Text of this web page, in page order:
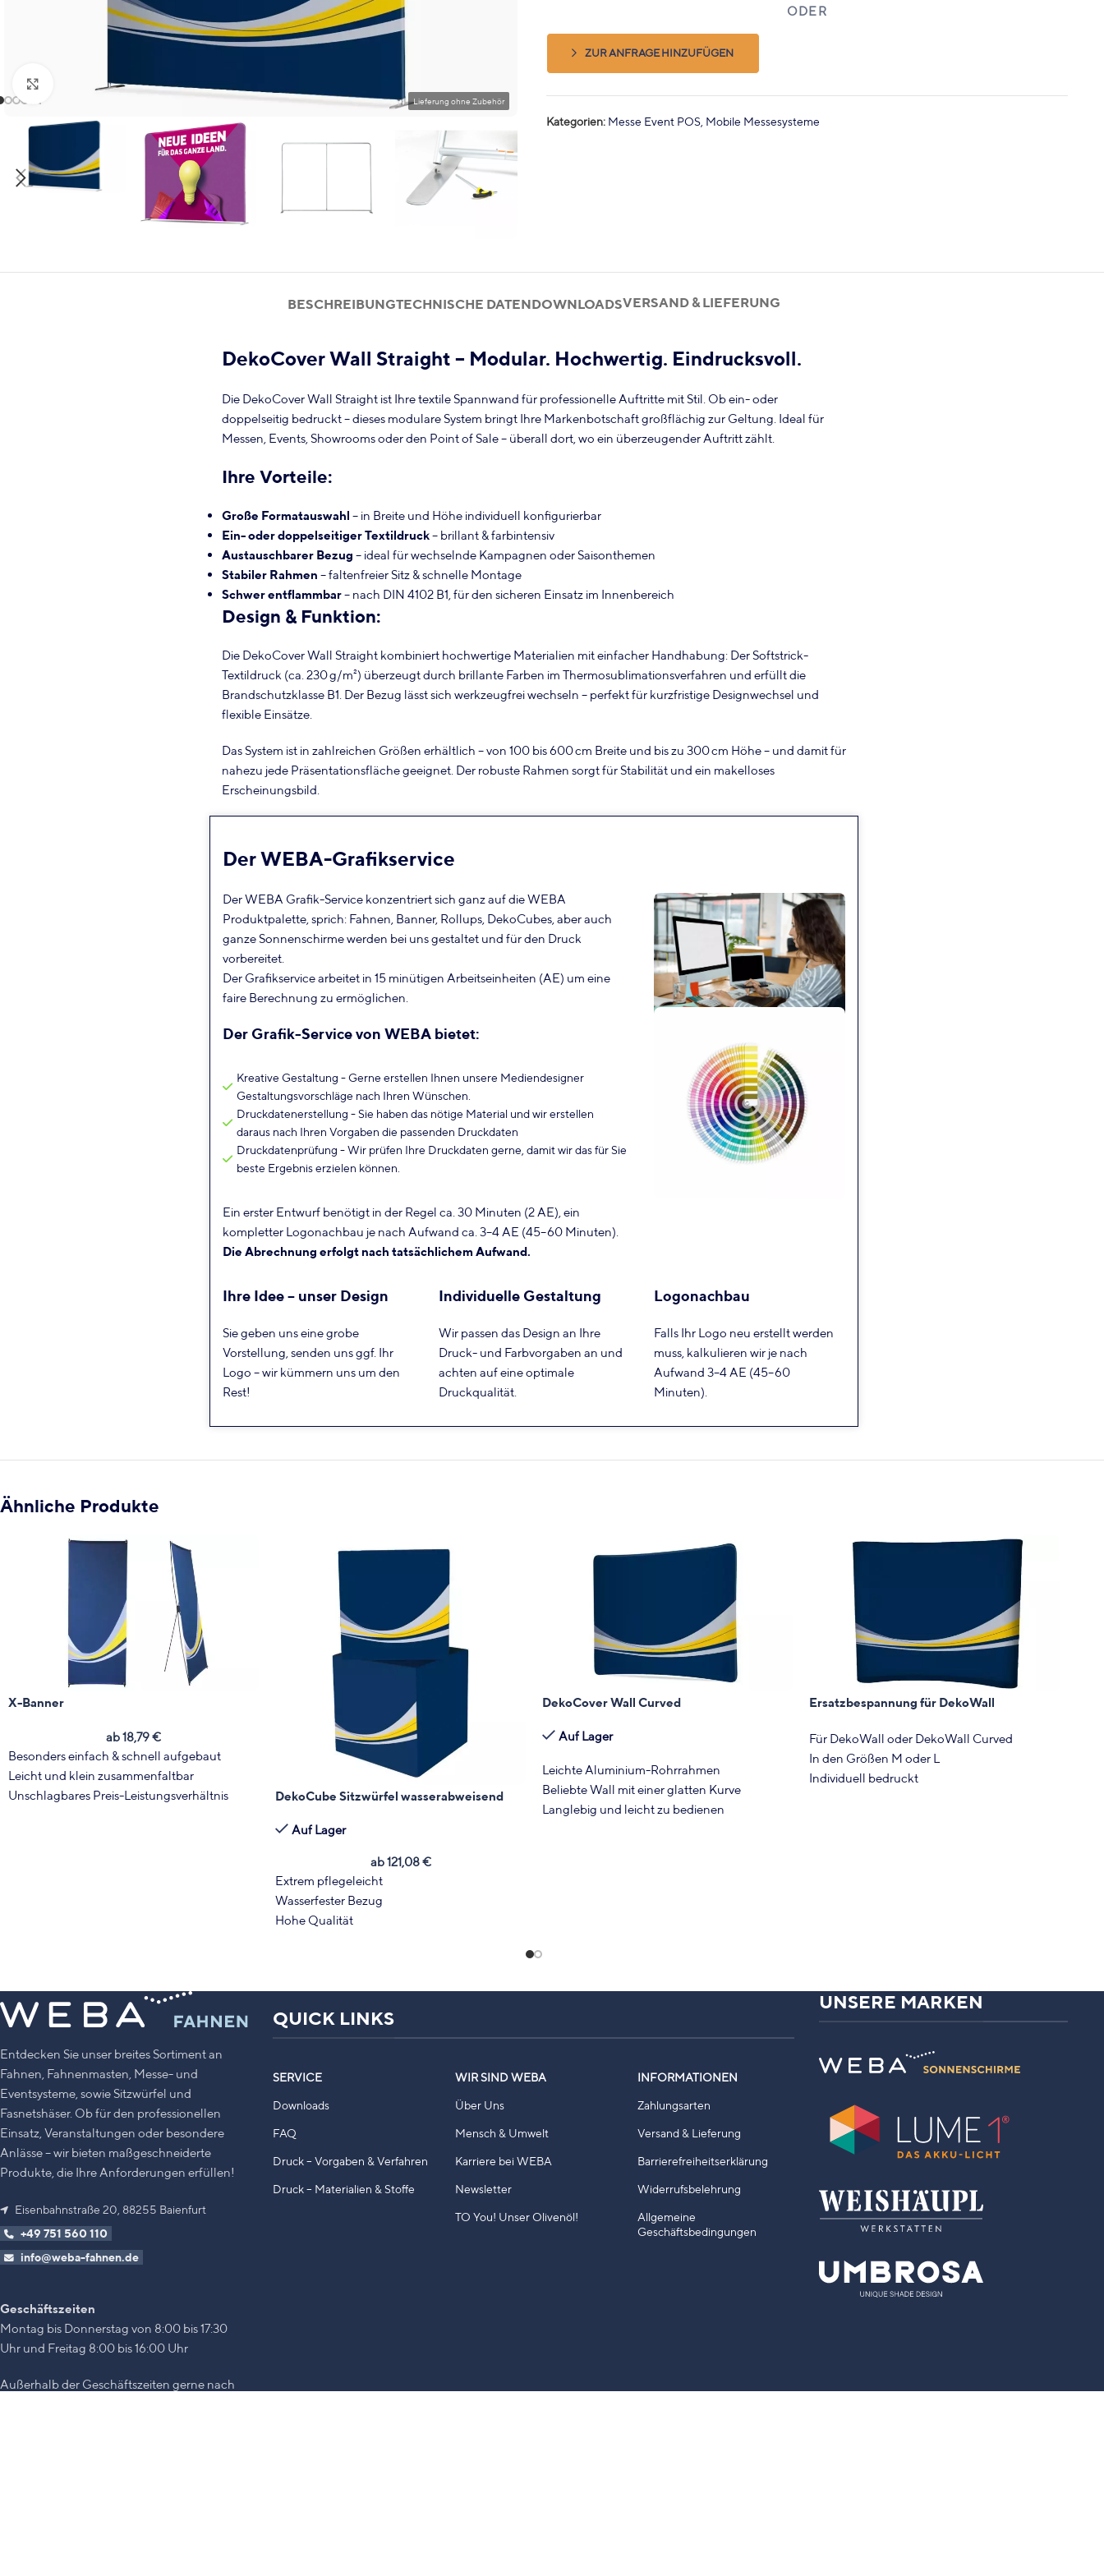
Klick zum Vergrößern
ZUR ANFRAGE HINZUFÜGEN
Kategorien: Messe Event POS, Mobile Messesysteme
BESCHREIBUNGTECHNISCHE DATENDOWNLOADSVERSAND & LIEFERUNG
DekoCover Wall Straight – Modular. Hochwertig. Eindrucksvoll.
Die DekoCover Wall Straight ist Ihre textile Spannwand für professionelle Auftritte mit Stil. Ob ein- oder
doppelseitig bedruckt – dieses modulare System bringt Ihre Markenbotschaft großflächig zur Geltung. Ideal für
Messen, Events, Showrooms oder den Point of Sale – überall dort, wo ein überzeugender Auftritt zählt.
Ihre Vorteile:
Große Formatauswahl – in Breite und Höhe individuell konfigurierbar
Ein- oder doppelseitiger Textildruck– brillant & farbintensiv
Austauschbarer Bezug – ideal für wechselnde Kampagnen oder Saisonthemen
Stabiler Rahmen – faltenfreier Sitz & schnelle Montage
Schwer entflammbar– nach DIN 4102 B1, für den sicheren Einsatz im Innenbereich
Design & Funktion:
Die DekoCover Wall Straight kombiniert hochwertige Materialien mit einfacher Handhabung: Der Softstrick-
Textildruck (ca. 230 g/m²) überzeugt durch brillante Farben im Thermosublimationsverfahren und erfüllt die
Brandschutzklasse B1. Der Bezug lässt sich werkzeugfrei wechseln – perfekt für kurzfristige Designwechsel und
flexible Einsätze.
Das System ist in zahlreichen Größen erhältlich – von 100 bis 600 cm Breite und bis zu 300 cm Höhe – und damit für
nahezu jede Präsentationsfläche geeignet. Der robuste Rahmen sorgt für Stabilität und ein makelloses
Erscheinungsbild.
Der WEBA-Grafikservice
Der WEBA Grafik-Service konzentriert sich ganz auf die WEBA
Produktpalette, sprich: Fahnen, Banner, Rollups, DekoCubes, aber auch
ganze Sonnenschirme werden bei uns gestaltet und für den Druck
vorbereitet.
Der Grafikservice arbeitet in 15 minütigen Arbeitseinheiten (AE) um eine
faire Berechnung zu ermöglichen.
Der Grafik-Servicevon WEBA bietet:
Kreative Gestaltung - Gerne erstellen Ihnen unsere Mediendesigner
Gestaltungsvorschläge nach Ihren Wünschen.
Druckdatenerstellung - Sie haben das nötige Material und wir erstellen
daraus nach Ihren Vorgaben die passenden Druckdaten
Druckdatenprüfung - Wir prüfen Ihre Druckdaten gerne, damit wir das für Sie
beste Ergebnis erzielen können.
Ein erster Entwurf benötigt in der Regel ca. 30 Minuten (2 AE), ein
kompletter Logonachbau je nach Aufwand ca. 3–4 AE (45–60 Minuten).
Die Abrechnung erfolgt nach tatsächlichem Aufwand.
Ihre Idee – unser Design
Sie geben uns eine grobe
Vorstellung, senden uns ggf. Ihr
Logo – wir kümmern uns um den
Rest!
Individuelle Gestaltung
Wir passen das Design an Ihre
Druck- und Farbvorgaben an und
achten auf eine optimale
Druckqualität.
Logonachbau
Falls Ihr Logo neu erstellt werden
muss, kalkulieren wir je nach
Aufwand 3–4 AE (45–60
Minuten).
Ähnliche Produkte
X-Banner
ab18,79€
Besonders einfach & schnell aufgebaut
Leicht und klein zusammenfaltbar
Unschlagbares Preis-Leistungsverhältnis
DekoCube Sitzwürfel wasserabweisend
Auf Lager
ab121,08€
Extrem pflegeleicht
Wasserfester Bezug
Hohe Qualität
DekoCover Wall Curved
Auf Lager
Leichte Aluminium-Rohrrahmen
Beliebte Wall mit einer glatten Kurve
Langlebig und leicht zu bedienen
Ersatzbespannung für DekoWall
Für DekoWall oder DekoWall Curved
In den Größen M oder L
Individuell bedruckt
Entdecken Sie unser breites Sortiment an
Fahnen, Fahnenmasten, Messe- und
Eventsysteme, sowie Sitzwürfel und
Fasnetshäser. Ob für den professionellen
Einsatz, Veranstaltungen oder besondere
Anlässe – wir bieten maßgeschneiderte
Produkte, die Ihre Anforderungen erfüllen!
Eisenbahnstraße 20, 88255 Baienfurt
+49 751 560 110
info@weba-fahnen.de
Geschäftszeiten
Montag bis Donnerstag von 8:00 bis 17:30
Uhr und Freitag 8:00 bis 16:00 Uhr
Außerhalb der Geschäftszeiten gerne nach
QUICK LINKS
SERVICE
Downloads
FAQ
Druck – Vorgaben & Verfahren
Druck – Materialien & Stoffe
WIR SIND WEBA
Über Uns
Mensch & Umwelt
Karriere bei WEBA
Newsletter
TO You! Unser Olivenöl!
INFORMATIONEN
Zahlungsarten
Versand & Lieferung
Barrierefreiheitserklärung
Widerrufsbelehrung
Allgemeine
Geschäftsbedingungen
UNSERE MARKEN